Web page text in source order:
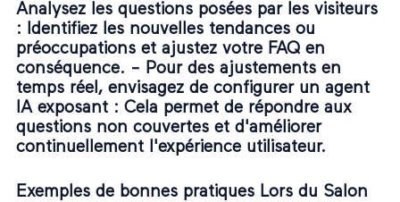
Analysez les questions posées par les visiteurs
: Identifiez les nouvelles tendances ou
préoccupations et ajustez votre FAQ en
conséquence. - Pour des ajustements en
temps réel, envisagez de configurer un agent
IA exposant : Cela permet de répondre aux
questions non couvertes et d'améliorer
continuellement l'expérience utilisateur.
Exemples de bonnes pratiques Lors du Salon